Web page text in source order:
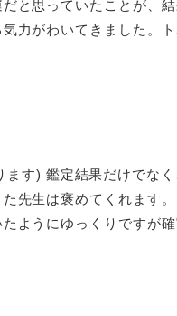
と思っていたことが、
力がわいてきました。
す) 鑑定結果だけでなく
先生は褒めてくれます
ようにゆっくりですが